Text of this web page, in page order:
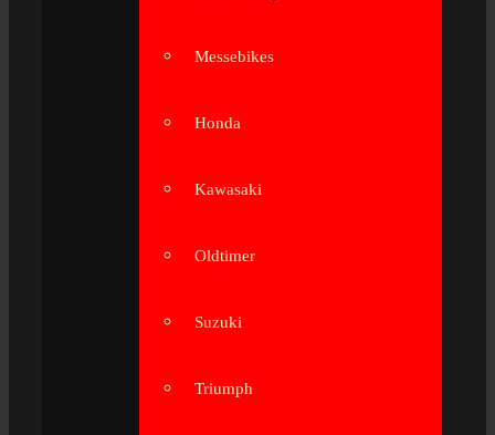
Messebikes
Honda
Kawasaki
Oldtimer
Suzuki
Triumph